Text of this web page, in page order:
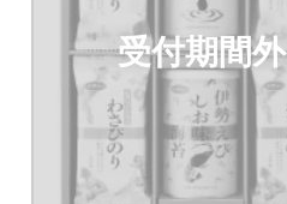
受付期間外